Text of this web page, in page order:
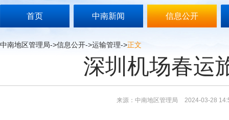
首页 中南新闻 信息公开
中南地区管理局->信息公开->运输管理->正文
深圳机场春运
来源：中南地区管理局 2024-03-28
说
按
Alt
键